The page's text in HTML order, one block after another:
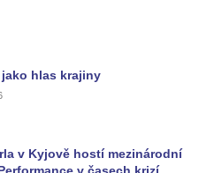
jako hlas krajiny
v Kyjově hostí mezinárodní